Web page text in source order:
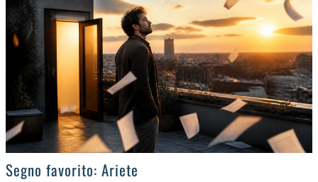
>
Segno favorito: Ariete